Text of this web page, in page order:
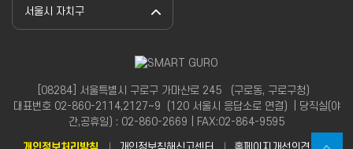
서울시 자치구
[08284] 서울특별시 구로구 가마산로 245 （구로동, 구로구청）
대표번호 02-860-2114,2127~9（120 서울시 응답소로 연결）| 당직실(야
간,공휴일) : 02-860-2669 | FAX:02-864-9595